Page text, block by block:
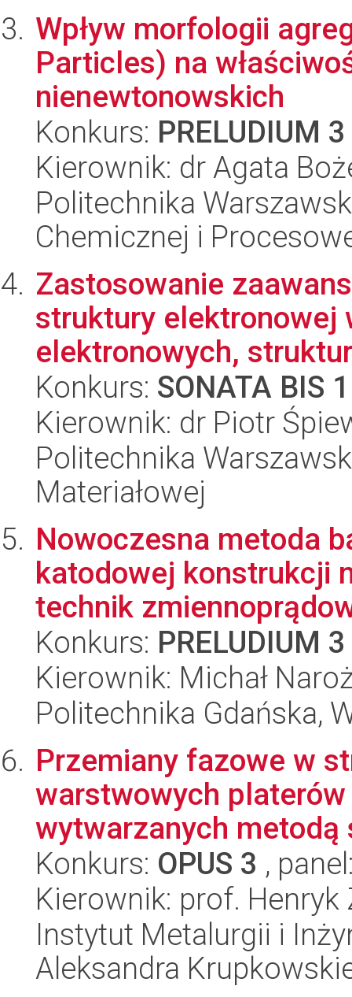
Wpływ morfologii
Particles) na
nienewtonowskich
Konkurs: PRELUDIUM 3
Kierownik: dr Agata
Politechnika
Chemicznej i
Zastosowanie
struktury elektronowej
elektronowych,
Konkurs: SONATA BIS 1
Kierownik: dr Piotr
Politechnika
Materiałowej
Nowoczesna metoda
katodowej konstrukcji
technik
Konkurs: PRELUDIUM 3
Kierownik: Michał
Politechnika Gdańska,
Przemiany fazowe w
warstwowych
wytwarzanych metodą
Konkurs: OPUS 3 ,
Kierownik: prof. Henryk
Instytut Metalurgii i
Aleksandra